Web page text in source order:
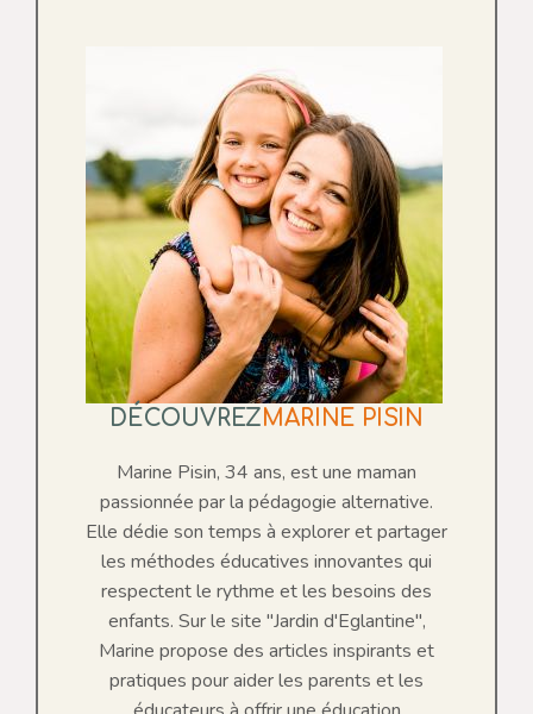
DÉCOUVREZMARINE PISIN
Marine Pisin, 34 ans, est une maman
passionnée par la pédagogie alternative.
Elle dédie son temps à explorer et partager
les méthodes éducatives innovantes qui
respectent le rythme et les besoins des
enfants. Sur le site "Jardin d'Eglantine",
Marine propose des articles inspirants et
pratiques pour aider les parents et les